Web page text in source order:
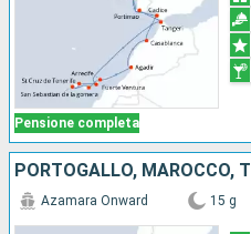
Pensione completa
Azamara Onward 15 g